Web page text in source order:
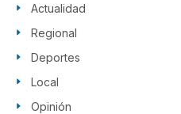
Actualidad
Regional
Deportes
Local
Opinión